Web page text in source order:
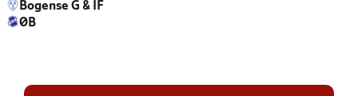
Bogense G & IF
ØB